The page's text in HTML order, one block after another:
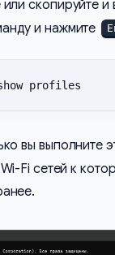
скопируйте и
и нажмите
profiles
вы выполните
Fi сетей к